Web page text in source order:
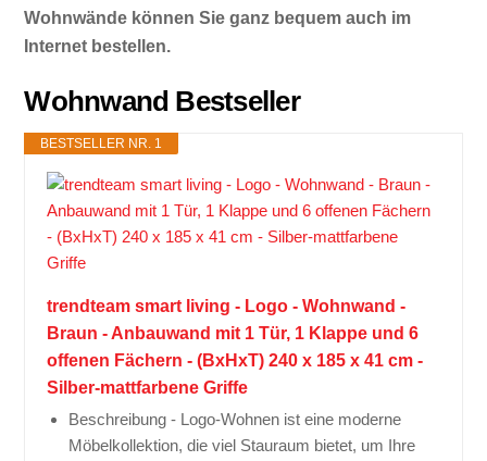
Wohnwände können Sie ganz bequem auch im
Internet bestellen.
Wohnwand Bestseller
BESTSELLER NR. 1
trendteam smart living - Logo - Wohnwand -
Braun - Anbauwand mit 1 Tür, 1 Klappe und 6
offenen Fächern - (BxHxT) 240 x 185 x 41 cm -
Silber-mattfarbene Griffe
Beschreibung - Logo-Wohnen ist eine moderne
Möbelkollektion, die viel Stauraum bietet, um Ihre